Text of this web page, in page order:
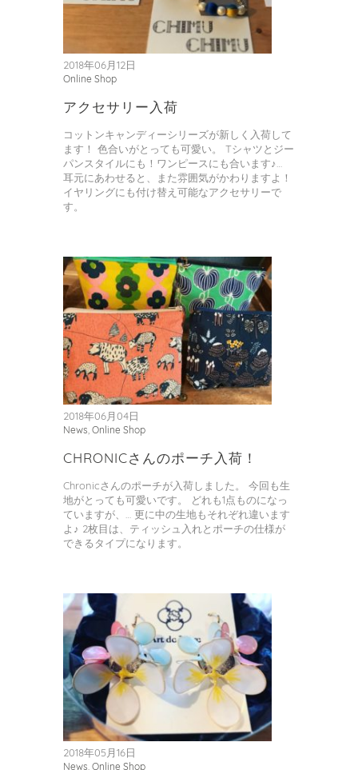
2018年06月12日
Online Shop
アクセサリー入荷
コットンキャンディーシリーズが新しく入荷して
ます！ 色合いがとっても可愛い。 Tシャツとジー
パンスタイルにも！ワンピースにも合います♪…
耳元にあわせると、また雰囲気がかわりますよ！
イヤリングにも付け替え可能なアクセサリーで
す。
2018年06月04日
News, Online Shop
CHRONICさんのポーチ入荷！
Chronicさんのポーチが入荷しました。 今回も生
地がとっても可愛いです。 どれも1点ものになっ
ていますが、… 更に中の生地もそれぞれ違います
よ♪ 2枚目は、ティッシュ入れとポーチの仕様が
できるタイプになります。
2018年05月16日
News, Online Shop